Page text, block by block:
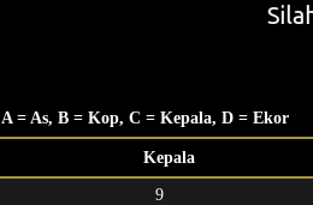
A = As, B = Kop, C = Kepala, D = Ekor
Kepala
9